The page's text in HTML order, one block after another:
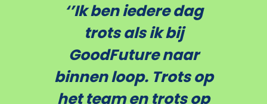
‘’Ik ben iedere dag
trots als ik bij
GoodFuture naar
binnen loop. Trots op
het team en trots op